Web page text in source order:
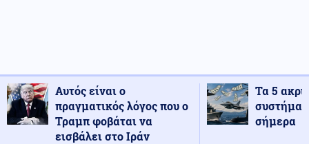
Αυτός είναι ο
πραγματικός λόγος που ο
Τραμπ φοβάται να
εισβάλει στο Ιράν
Τα 5
σήμερα